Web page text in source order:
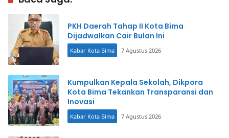
PKH Daerah Tahap II Kota Bima
Dijadwalkan Cair Bulan Ini
Kabar Kota Bima 7 Agustus 2026
Kumpulkan Kepala Sekolah, Dikpora
Kota Bima Tekankan Transparansi dan
Inovasi
Kabar Kota Bima 7 Agustus 2026